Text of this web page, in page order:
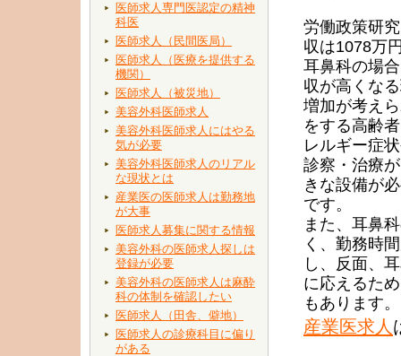
医師求人専門医認定の精神
科医
医師求人（民間医局）
医師求人（医療を提供する
機関）
医師求人（被災地）
美容外科医師求人
美容外科医師求人にはやる
気が必要
美容外科医師求人のリアル
な現状とは
産業医の医師求人は勤務地
が大事
医師求人募集に関する情報
美容外科の医師求人探しは
登録が必要
美容外科の医師求人は麻酔
科の体制を確認したい
医師求人（田舎、僻地）
医師求人の診療科目に偏り
がある
労働政策研
収は1078万
耳鼻科の場
収が高くな
増加が考え
をする高齢
レルギー症
診察・治療
きな設備が
です。
また、耳鼻
く、勤務時
し、反面、
に応えるた
もあります。
産業医求人